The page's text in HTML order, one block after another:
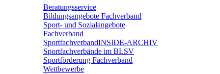
Bera­tungs­ser­vice
Bildungs­an­ge­bote Fachverband
Sport- und Sozi­al­an­ge­bote
Fachverband
Sport­fach­ver­ban­d­IN­SIDE-ARCHIV
Sport­fach­ver­bände im BLSV
Sport­för­de­rung Fachverband
Wett­be­werbe